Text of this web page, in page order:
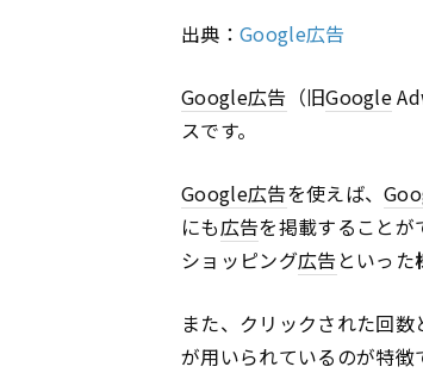
出典： Google広告
Google広告 （旧Google
スです。
Google広告を使えば、
にも広告を掲載することが
ショッピング広告 といった
また、クリックされた回数
が用いられているのが特徴